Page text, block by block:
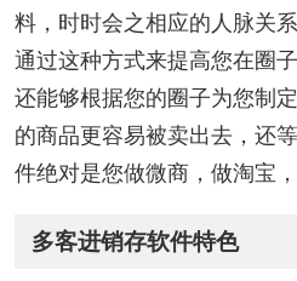
料，时时会之相应的人脉关
通过这种方式来提高您在圈
还能够根据您的圈子为您制
的商品更容易被卖出去，还
件绝对是您做微商，做淘宝
多客进销存软件特色